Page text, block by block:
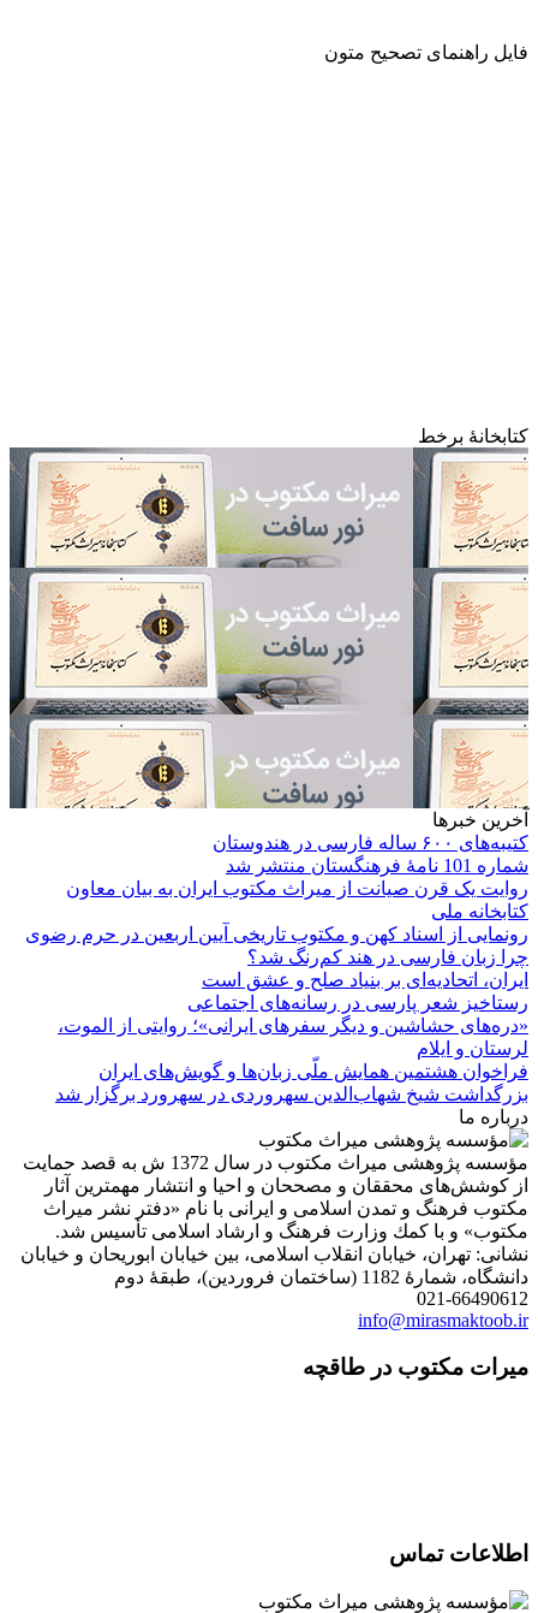
فایل راهنمای تصحیح متون
کتابخانۀ برخط
آخرین خبرها
کتیبه‌های ۶۰۰ ساله فارسی در هندوستان
شماره 101 نامۀ فرهنگستان منتشر شد
روایت یک قرن صیانت از میراث مکتوب ایران به بیان معاون
کتابخانه ملی
رونمایی از اسناد کهن و مکتوب تاریخی آیین اربعین در حرم رضوی
چرا زبان فارسی در هند کم‌رنگ شد؟
ایران، اتحادیه‌ای بر بنیاد صلح و عشق است
رستاخیز شعر پارسی در رسانه‌های اجتماعی
«دره‌های حشاشین و دیگر سفرهای ایرانی»؛ روایتی از الموت،
لرستان و ایلام
فراخوان هشتمین همایش ملّی زبان‌ها و گویش‌های ایران
بزرگداشت شیخ شهاب‌الدین سهروردی در سهرورد برگزار شد
درباره ما
مؤسسه پژوهشی میراث مكتوب در سال 1372 ش به قصد حمایت
از كوشش‌های محققان و مصححان و احیا و انتشار مهمترین آثار
مكتوب فرهنگ و تمدن اسلامی و ایرانی با نام «دفتر نشر میراث
مكتوب» و با كمك وزارت فرهنگ و ارشاد اسلامی تأسیس شد.
نشانی: تهران، خیابان انقلاب اسلامی، بین خیابان ابوریحان و خیابان
دانشگاه، شمارۀ 1182 (ساختمان فروردین)، طبقۀ دوم
021-66490612
info@mirasmaktoob.ir
میرات مکتوب در طاقچه
اطلاعات تماس